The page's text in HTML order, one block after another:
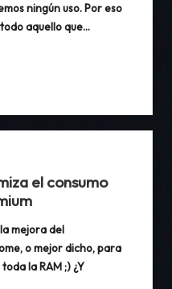
ningún uso. Por eso
aquello que…
el consumo
mejora del
o mejor dicho, para
la RAM ;) ¿Y